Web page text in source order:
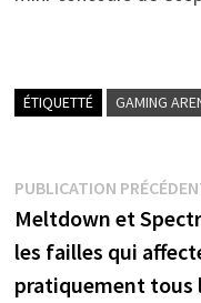
ÉTIQUETTÉ GAMING
Navigation
de
l’article
PUBLICATION
Meltdown et
les failles qui
pratiquement tous